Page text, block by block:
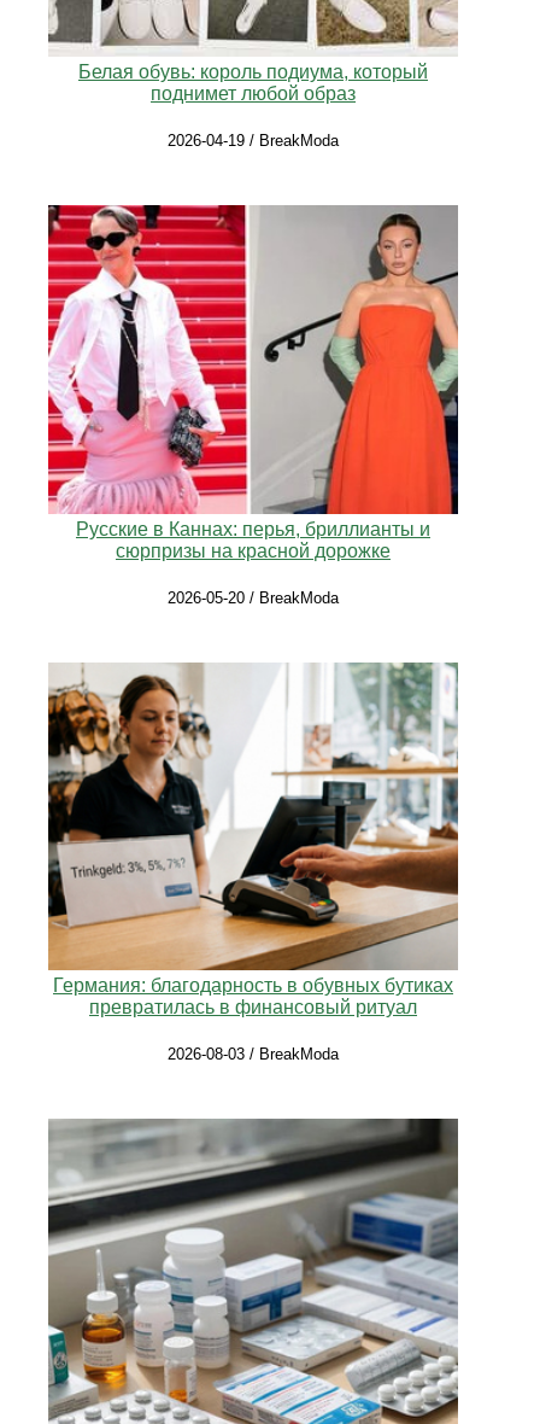
Белая обувь: король подиума, который
поднимет любой образ
2026-04-19 / BreakModa
Русские в Каннах: перья, бриллианты и
сюрпризы на красной дорожке
2026-05-20 / BreakModa
Германия: благодарность в обувных бутиках
превратилась в финансовый ритуал
2026-08-03 / BreakModa